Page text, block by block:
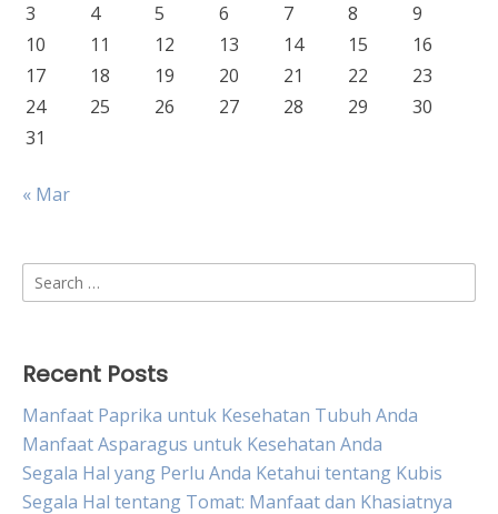
3
4 5 6 7 8
9
10
11 12 13 14 15
16
17
18 19 20 21 22
23
24
25 26 27 28 29
30
31
« Mar
Search
for:
Recent Posts
Manfaat Paprika untuk Kesehatan Tubuh Anda
Manfaat Asparagus untuk Kesehatan Anda
Segala Hal yang Perlu Anda Ketahui tentang Kubis
Segala Hal tentang Tomat: Manfaat dan Khasiatnya